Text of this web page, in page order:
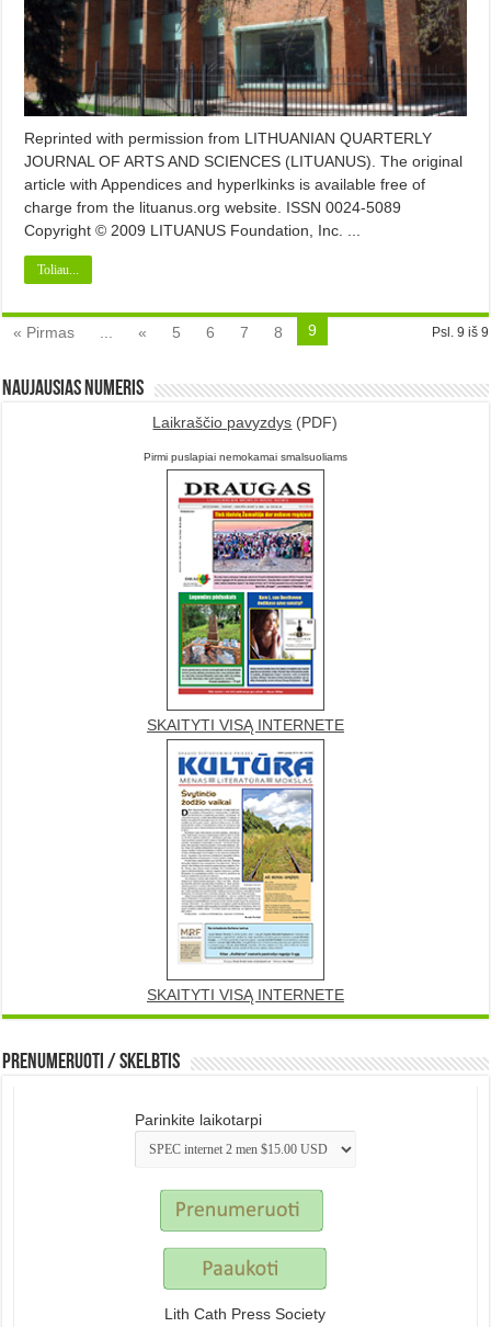
Reprinted with permission from LITHUANIAN QUARTERLY
JOURNAL OF ARTS AND SCIENCES (LITUANUS). The original
article with Appendices and hyperlkinks is available free of
charge from the lituanus.org website. ISSN 0024-5089
Copyright © 2009 LITUANUS Foundation, Inc. ...
Toliau...
Psl. 9 iš 9
« Pirmas ... « 5 6 7 8 9
Naujausias numeris
Laikraščio pavyzdys (PDF)
Pirmi puslapiai nemokamai smalsuoliams
SKAITYTI VISĄ INTERNETE
SKAITYTI VISĄ INTERNETE
Prenumeruoti / Skelbtis
Parinkite laikotarpi
Lith Cath Press Society